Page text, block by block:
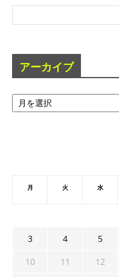
アーカイブ
ア
ー
月 火 水
3
4 5
10
11 12